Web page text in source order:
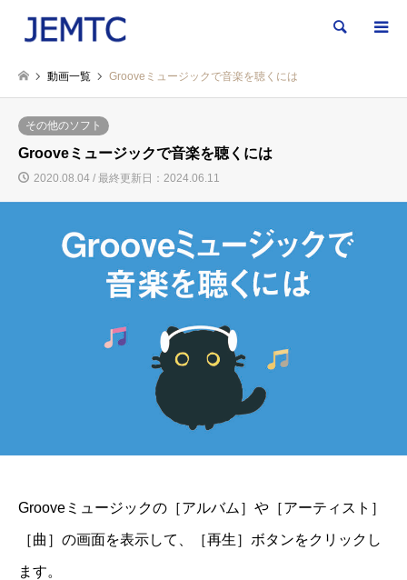
検索
動画一覧 Grooveミュージックで音楽を聴くには
その他のソフト
Grooveミュージックで音楽を聴くには
2020.08.04 / 最終更新日：2024.06.11
Grooveミュージックの［アルバム］や［アーティスト］
［曲］の画面を表示して、［再生］ボタンをクリックし
ます。